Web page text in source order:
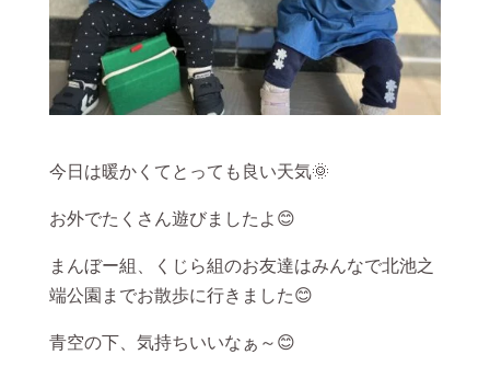
今日は暖かくてとっても良い天気🌞
お外でたくさん遊びましたよ😊
まんぼー組、くじら組のお友達はみんなで北池之
端公園までお散歩に行きました😊
青空の下、気持ちいいなぁ～😊